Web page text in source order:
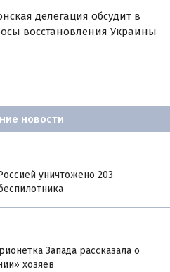
делегация обсудит в
восстановления Украины
новости
уничтожено 203
Запада рассказала о
хозяев